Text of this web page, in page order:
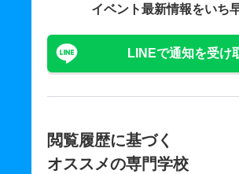
イベント最新情報をいち
LINEで通知を受け
閲覧履歴に基づく
オススメの専門学校